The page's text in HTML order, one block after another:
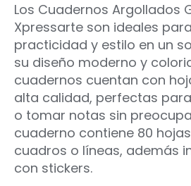
Los Cuadernos Argollados
Xpressarte son ideales
practicidad y estilo en un
su diseño moderno y
cuadernos cuentan con
alta calidad, perfectas
o tomar notas sin
cuaderno contiene 80
cuadros o líneas, además
con stickers.